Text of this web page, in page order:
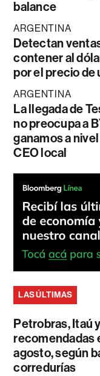
balance
ARGENTINA
Detectan
contener al
por el precio de
ARGENTINA
La llegada de
no preocupa a
ganamos a
CEO local
LAS ÚLTIMAS
Petrobras, Itaú
recomendadas
agosto, según
corredurías